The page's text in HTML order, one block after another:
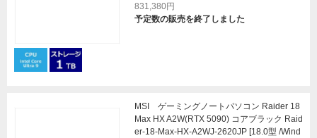
831,380円
予定数の販売を終了しました
MSI ゲーミングノートパソコン Raider 18
Max HX A2W(RTX 5090) コアブラック Raid
er-18-Max-HX-A2WJ-2620JP [18.0型 /Wind